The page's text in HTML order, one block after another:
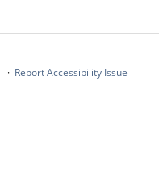
Report Accessibility Issue